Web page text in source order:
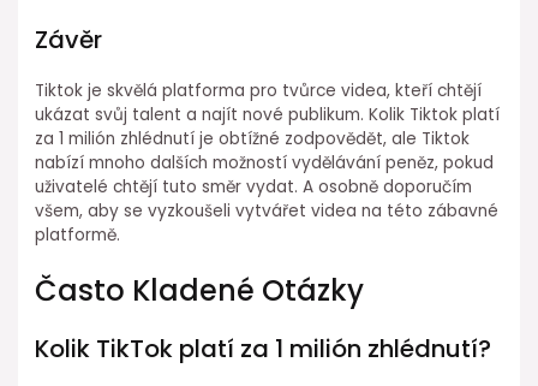
Závěr
Tiktok je skvělá platforma pro tvůrce videa, kteří chtějí
ukázat svůj talent a najít nové publikum. Kolik Tiktok platí
za 1 milión zhlédnutí je obtížné zodpovědět, ale Tiktok
nabízí mnoho dalších možností vydělávání peněz, pokud
uživatelé chtějí tuto směr vydat. A osobně doporučím
všem, aby se vyzkoušeli vytvářet videa na této zábavné
platformě.
Často Kladené Otázky
Kolik TikTok platí za 1 milión zhlédnutí?